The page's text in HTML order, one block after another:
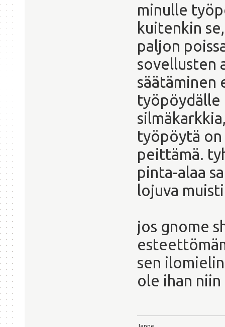
minulle
kuitenkin
paljon
sovellusten
säätäminen
työpöydälle
työpöytä
peittämä.
pinta-alaa
lojuva
jos gnome
sen
ole ihan niin